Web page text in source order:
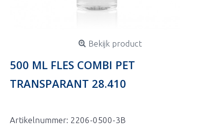
Bekijk product
500 ML FLES COMBI PET
TRANSPARANT 28.410
Artikelnummer: 2206-0500-3B